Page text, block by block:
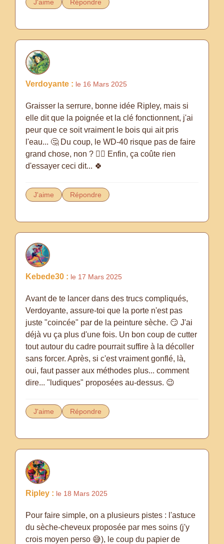
J'aime Répondre
Verdoyante : le 16 Mars 2025
Graisser la serrure, bonne idée Ripley, mais si
elle dit que la poignée et la clé fonctionnent, j'ai
peur que ce soit vraiment le bois qui ait pris
l'eau... 🤔 Du coup, le WD-40 risque pas de faire
grand chose, non ? 🤷‍♀️ Enfin, ça coûte rien
d'essayer ceci dit... 🍀
J'aime Répondre
Kebede30 : le 17 Mars 2025
Avant de te lancer dans des trucs compliqués,
Verdoyante, assure-toi que la porte n'est pas
juste "coincée" par de la peinture sèche. 😏 J'ai
déjà vu ça plus d'une fois. Un bon coup de cutter
tout autour du cadre pourrait suffire à la décoller
sans forcer. Après, si c'est vraiment gonflé, là,
oui, faut passer aux méthodes plus... comment
dire... "ludiques" proposées au-dessus. 😉
J'aime Répondre
Ripley : le 18 Mars 2025
Pour faire simple, on a plusieurs pistes : l'astuce
du sèche-cheveux proposée par mes soins (j'y
crois moyen perso 😅), le coup du papier de